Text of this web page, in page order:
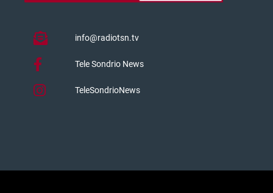
info@radiotsn.tv
Tele Sondrio News
TeleSondrioNews